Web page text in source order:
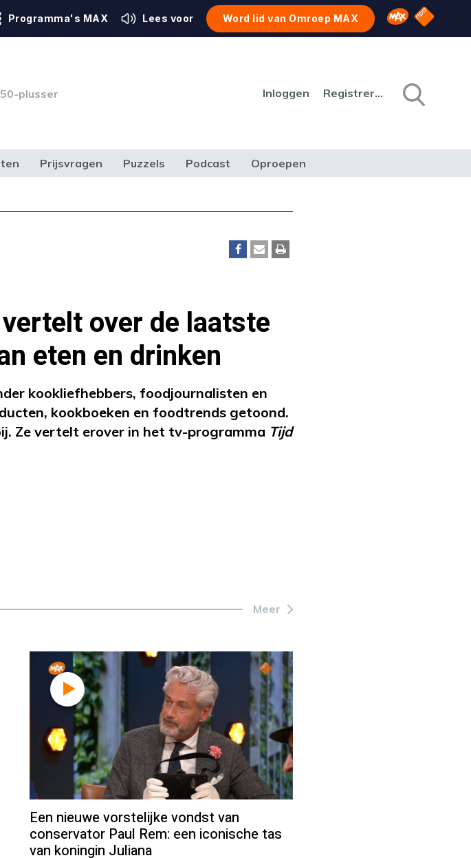
Programma's MAX Lees voor Word lid van Omroep MAX Omroep MAX
NPO
plusser Inloggen Registreren
Prijsvragen Puzzels Podcast Oproepen
over de laatste
eten en drinken
kookliefhebbers, foodjournalisten en
kookboeken en foodtrends getoond.
Ze vertelt erover in het tv-programma Tijd
Meer
Een nieuwe vorstelijke vondst van
conservator Paul Rem: een iconische tas
van koningin Juliana